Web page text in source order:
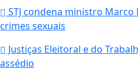
STJ condena ministro
crimes sexuais
Justiças Eleitoral e do
assédio